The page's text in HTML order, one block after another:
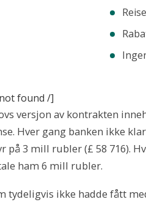
found /]
versjon av kontrakten
Hver gang banken ikke
på 3 mill rubler (£ 58 716).
ham 6 mill rubler.
tydeligvis ikke hadde fått